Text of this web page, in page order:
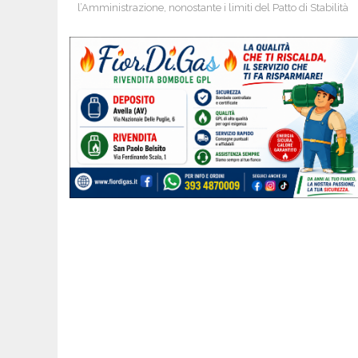
l’Amministrazione, nonostante i limiti del Patto di Stabilità